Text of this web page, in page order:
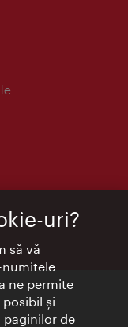
uri?
să vă
numitele
ne permite
şi
paginilor de